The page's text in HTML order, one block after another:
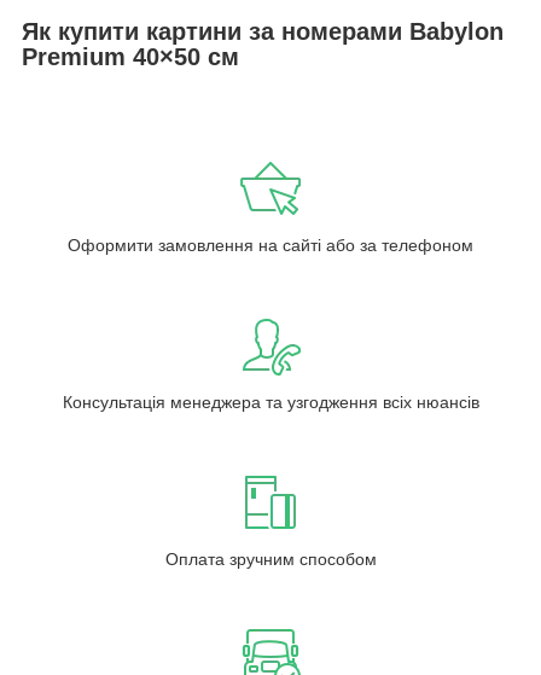
Як купити картини за номерами Babylon
Premium 40×50 см
Оформити замовлення на сайті або за телефоном
Консультація менеджера та узгодження всіх нюансів
Оплата зручним способом